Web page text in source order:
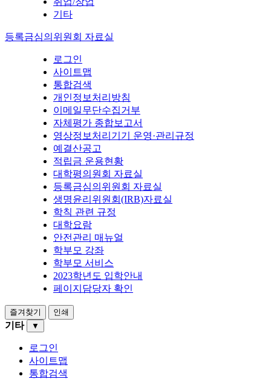
기타
등록금심의위원회 자료실
로그인
사이트맵
통합검색
개인정보처리방침
이메일무단수집거부
자체평가 종합보고서
영상정보처리기기 운영·관리규정
예결산공고
적립금 운용현황
대학평의원회 자료실
등록금심의위원회 자료실
생명윤리위원회(IRB)자료실
학칙 관련 규정
대학요람
안전관리 매뉴얼
학부모 강좌
학부모 서비스
2023학년도 입학안내
페이지담당자 확인
즐겨찾기 인쇄
기타 ▼
로그인
사이트맵
통합검색